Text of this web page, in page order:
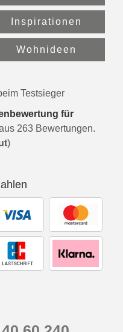
Inspirationen
Wohnideen
Testsieger
für
263 Bewertungen.
)